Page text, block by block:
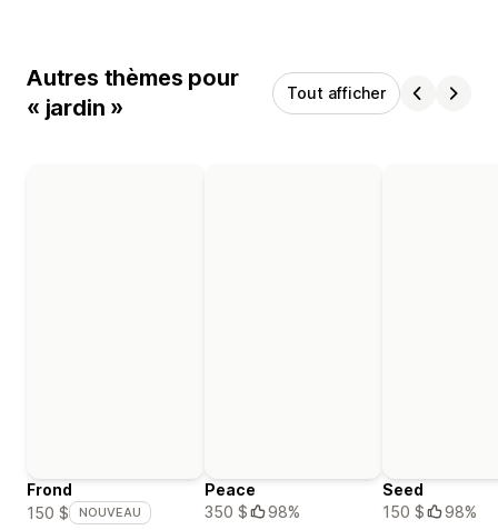
Autres thèmes pour
« jardin »
Tout afficher
Frond
150 $
NOUVEAU
Peace
350 $
98%
Seed
150 $
98%